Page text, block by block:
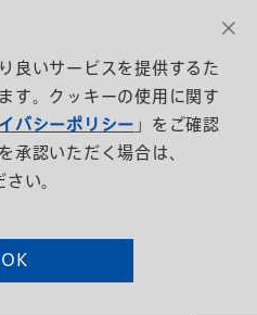
良いサービスを提供するた
す。クッキーの使用に関す
バシーポリシー 」をご確認
承認いただく場合は、
い。
OK